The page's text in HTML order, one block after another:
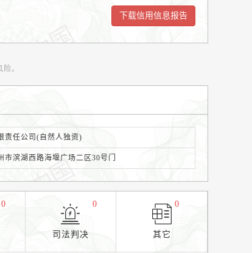
。
责任公司(自然人独资)
市滨湖西路海堰广场二区30号门
0
司法判决
0
其它
0